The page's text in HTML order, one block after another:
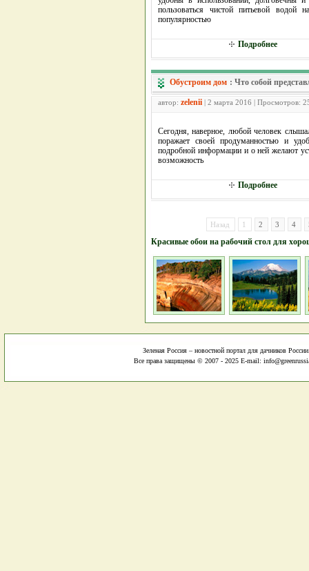
пользоваться чистой питьевой водой
популярностью
Подробнее
Обустроим дом : Что собой
автор: zelenii | 2 марта 2016 | Просмотров:
Сегодня, наверное, любой человек
поражает своей продуманностью и
подробной информации и о ней желают
возможность
Подробнее
Назад 1 2 3 4
Красивые обои на рабочий стол для
Зеленая Россия – новостной портал для дачников
Все права защищены © 2007 - 2025 E-mail: